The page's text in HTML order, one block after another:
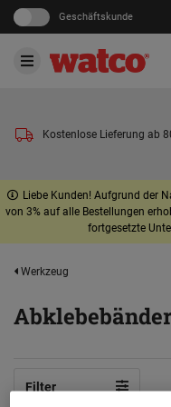
Geschäftskunde
Kostenlose Lieferung ab
Liebe Kunden! Aufgrund der
von 3% auf alle Bestellungen
fortgesetzte
Werkzeug
Abklebebänder
Filter